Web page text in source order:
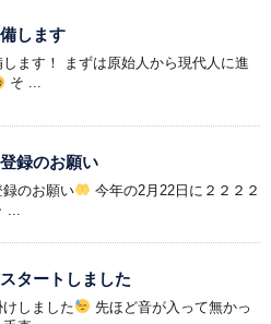
します
ます！ まずは原始人から現代人に進
そ ...
録のお願い
のお願い
今年の2月22日に２２２２
タートしました
けしました
先ほど音が入って無かっ